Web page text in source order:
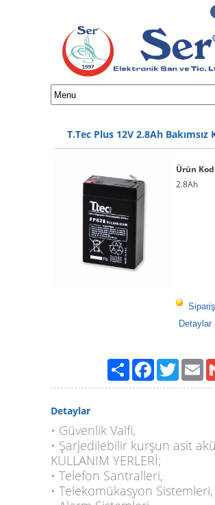
T.Tec Plus 12V 2.8Ah
Ürün
2.8Ah
Sipariş
Detaylar
PaylaşFacebook
Detaylar
• Güvenlik Valfi,
• Şarjedilebilir kurşun asit akü
KULLANIM YERLERİ;
• Telefon Santralleri,
• Telekomükasyon Sistemleri,